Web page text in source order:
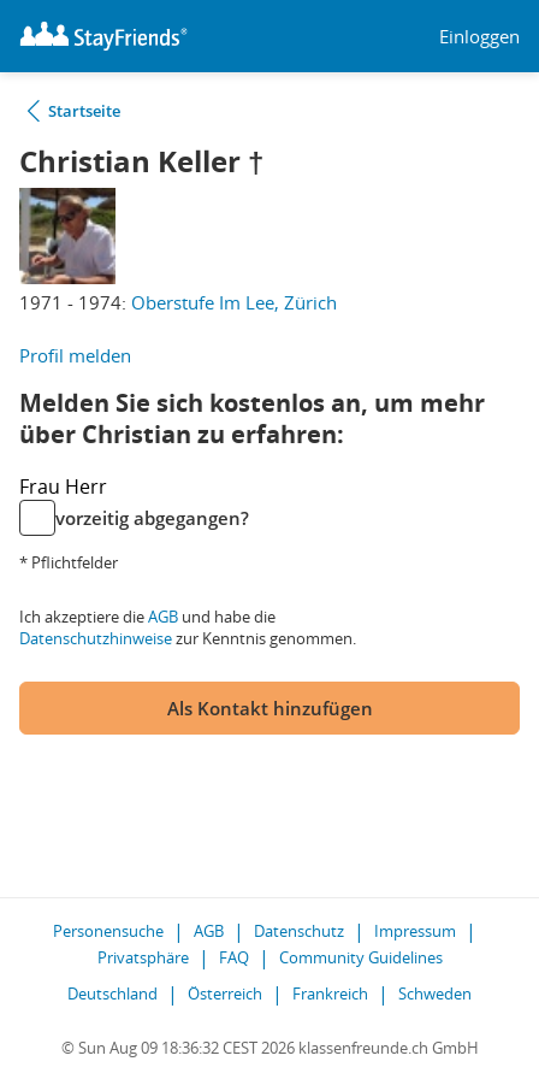
Einloggen
Startseite
Christian Keller †
1971 - 1974: Oberstufe Im Lee, Zürich
Profil melden
Melden Sie sich kostenlos an, um mehr
über Christian zu erfahren:
Frau Herr
vorzeitig abgegangen?
* Pflichtfelder
Ich akzeptiere dieAGB und habe die
Datenschutzhinweisezur Kenntnis genommen.
Als Kontakt hinzufügen
Personensuche AGB Datenschutz
Impressum
Privatsphäre
FAQ
Community Guidelines
Deutschland
Österreich Frankreich Schweden
© Sun Aug 09 18:36:32 CEST 2026 klassenfreunde.ch GmbH